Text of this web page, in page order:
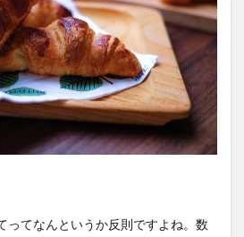
ってなんというか反則ですよね。数